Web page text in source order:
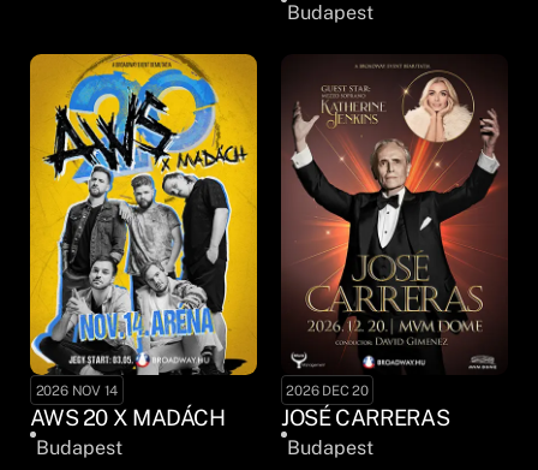
Budapest
2026 NOV 14
AWS 20 X MADÁCH
Budapest
2026 DEC 20
JOSÉ CARRERAS
Budapest